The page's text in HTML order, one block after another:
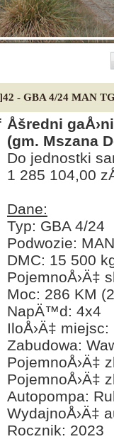
- GBA 4/24 MAN
Åšredni
(gm. Mszana
Do jednostki
1 285 104,00
Dane:
Typ: GBA 4/24
Podwozie:
DMC: 15 500
PojemnoÅ›Ä‡
Moc: 286 KM
NapÄ™d: 4x4
IloÅ›Ä‡
Zabudowa:
PojemnoÅ›Ä‡
PojemnoÅ›Ä‡
Autopompa:
WydajnoÅ›Ä‡
Rocznik: 2023